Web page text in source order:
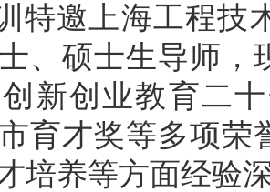
特邀上海工程技
、硕士生导师，
新创业教育二
育才奖等多项荣
培养等方面经验